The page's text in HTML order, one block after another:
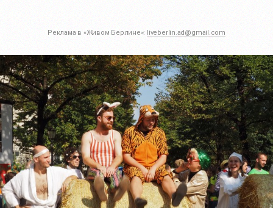
Реклама в «Живом Берлине»: liveberlin.ad@gmail.com